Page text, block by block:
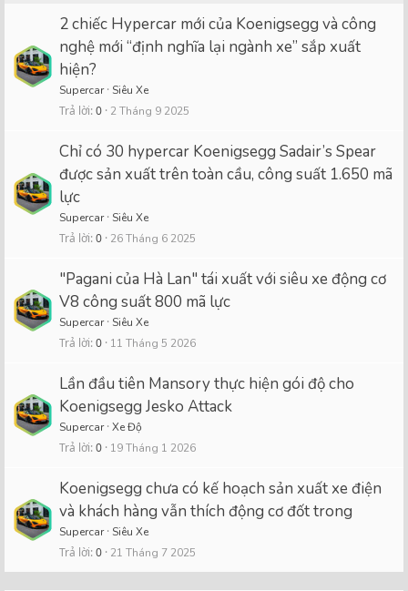
2 chiếc Hypercar mới của Koenigsegg và công
nghệ mới “định nghĩa lại ngành xe” sắp xuất
hiện?
Supercar Siêu Xe
Trả lời 0 2 Tháng 9 2025
Chỉ có 30 hypercar Koenigsegg Sadair’s Spear
được sản xuất trên toàn cầu, công suất 1.650 mã
lực
Supercar Siêu Xe
Trả lời 0 26 Tháng 6 2025
"Pagani của Hà Lan" tái xuất với siêu xe động cơ
V8 công suất 800 mã lực
Supercar Siêu Xe
Trả lời 0 11 Tháng 5 2026
Lần đầu tiên Mansory thực hiện gói độ cho
Koenigsegg Jesko Attack
Supercar Xe Độ
Trả lời 0 19 Tháng 1 2026
Koenigsegg chưa có kế hoạch sản xuất xe điện
và khách hàng vẫn thích động cơ đốt trong
Supercar Siêu Xe
Trả lời 0 21 Tháng 7 2025